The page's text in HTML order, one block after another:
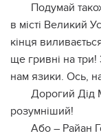
Подумай
в місті Великий
кінця
ще гривні на
нам язики. Ось,
Дорогий Дід
розумніший!
Або – Райан